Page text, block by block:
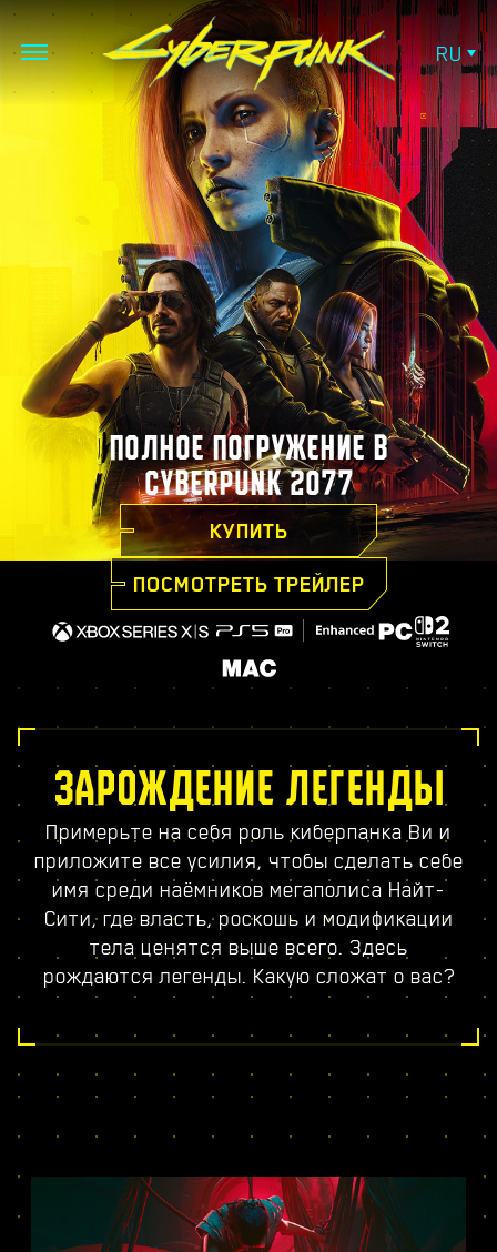
RU
ПОЛНОЕ ПОГРУЖЕНИЕ В
CYBERPUNK 2077
КУПИТЬ
ПОСМОТРЕТЬ ТРЕЙЛЕР
ЗАРОЖДЕНИЕ ЛЕГЕНДЫ
Примерьте на себя роль киберпанка Ви и
приложите все усилия, чтобы сделать себе
имя среди наёмников мегаполиса Найт-
Сити, где власть, роскошь и модификации
тела ценятся выше всего. Здесь
рождаются легенды. Какую сложат о вас?